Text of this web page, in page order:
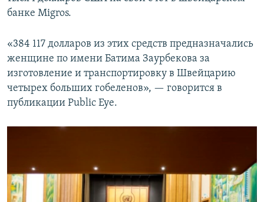
банке Migros.
«384 117 долларов из этих средств предназначались
женщине по имени Батима Заурбекова за
изготовление и транспортировку в Швейцарию
четырех больших гобеленов», — говорится в
публикации Public Eye.